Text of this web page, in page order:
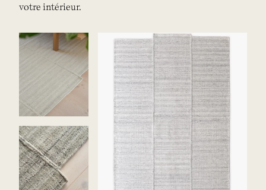
votre intérieur.